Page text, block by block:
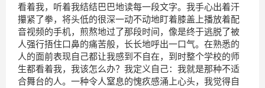
看着我，听着我结结巴巴地读每一段文字。我手心出着汗
攥紧了拳，将头低的很深一动不动地盯着膝盖上播放着配
音视频的手机，煎熬地过了那段时间，像是终于逃脱了被
人强行捂住口鼻的痛苦般，长长地呼出一口气。在熟悉的
人的面前表现自己都让我感到不自在，到时整个学校的师
生都看着我，我该怎么办？我定义自己：我就是那种不适
合舞台的人。一种令人窒息的愧疚感涌上心头，我觉得自